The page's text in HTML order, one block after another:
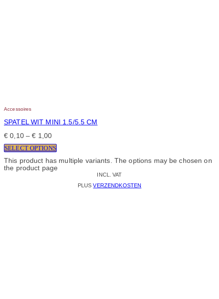
Accessoires
SPATEL WIT MINI 1.5/5.5 CM
€ 0,10–€ 1,00
SELECT OPTIONS
This product has multiple variants. The options may be chosen on
the product page
INCL. VAT
PLUSVERZENDKOSTEN